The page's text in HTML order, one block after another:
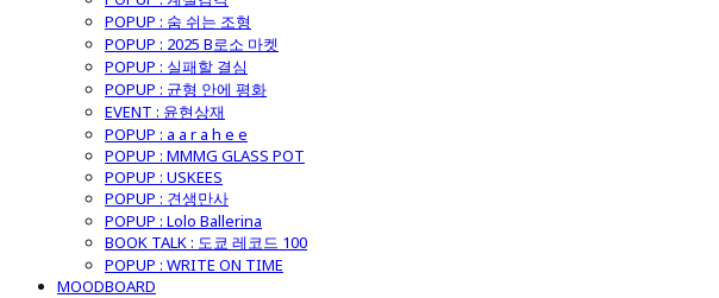
POPUP : 숨 쉬는 조형
POPUP : 2025 B로소 마켓
POPUP : 실패할 결심
POPUP : 균형 안에 평화
EVENT : 윤현상재
POPUP : a a r a h e e
POPUP : MMMG GLASS POT
POPUP : USKEES
POPUP : 견생만사
POPUP : Lolo Ballerina
BOOK TALK : 도쿄 레코드 100
POPUP : WRITE ON TIME
MOODBOARD